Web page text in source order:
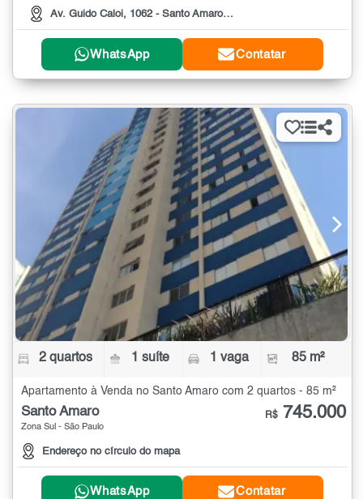
Av. Guido Caloi, 1062 - Santo Amaro São Paulo/SP, 1062
WhatsApp Contatar
2 quartos 1 suíte 1 vaga 85 m²
Apartamento à Venda no Santo Amaro com 2 quartos - 85 m²
Santo Amaro
Zona Sul - São Paulo
Endereço no círculo do mapa
R$ 745.000
WhatsApp Contatar